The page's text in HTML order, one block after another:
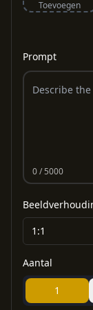
Toevoegen
Prompt
0/ 5000
1:1
Aantal
1